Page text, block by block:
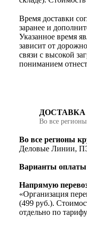
Время доставки
заранее и
Указанное время
зависит от
связи с высокой
пониманием
Во все
Во все регионы
Деловые Линии,
Варианты оплаты
Напрямую
«Организация
(499 руб.).
отдельно по